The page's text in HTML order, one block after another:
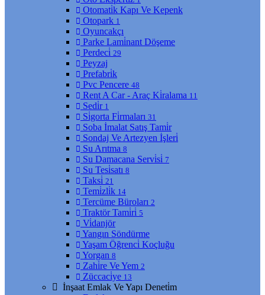
Otomati̇k Kapı Ve Kepenk
Otopark 1
Oyuncakçı
Parke Lami̇nant Döşeme
Perdeci̇ 29
Peyzaj
Prefabri̇k
Pvc Pencere 48
Rent A Car - Araç Ki̇ralama 11
Sedi̇r 1
Si̇gorta Fi̇rmaları 31
Soba İmalat Satış Tami̇r
Sondaj Ve Artezyen İşleri̇
Su Arıtma 8
Su Damacana Servi̇si̇ 7
Su Tesi̇satı 8
Taksi̇ 21
Temi̇zli̇k 14
Tercüme Büroları 2
Traktör Tami̇ri̇ 5
Vi̇danjör
Yangın Söndürme
Yaşam Öğrenci̇ Koçluğu
Yorgan 8
Zahi̇re Ve Yem 2
Züccaci̇ye 13
İnşaat Emlak Ve Yapı Deneti̇m